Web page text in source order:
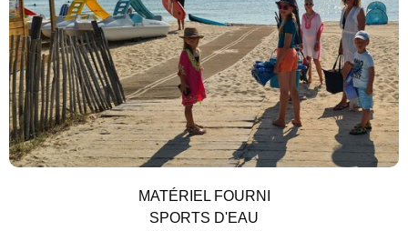
MATÉRIEL FOURNI
SPORTS D'EAU